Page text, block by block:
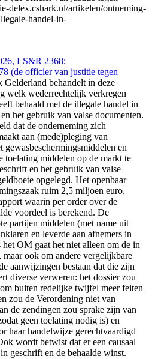
delex.cshark.nl/artikelen/ontneming-
handel-in-
LS&R 2368;
(de officier van justitie tegen
Gelderland behandelt in deze
welk wederrechtelijk verkregen
behaald met de illegale handel in
het gebruik van valse documenten.
dat de onderneming zich
aan (mede)pleging van
en
toelating middelen op de markt te
en het gebruik van valse
opgelegd. Het openbaar
ruim 2,5 miljoen euro,
waarin per order over de
voordeel is berekend. De
partijen middelen (met name uit
en leverde aan afnemers in
OM gaat het niet alleen om de in
ook om andere vergelijkbare
aanwijzingen bestaan dat die zijn
diverse verweren: het dossier zou
buiten redelijke twijfel meer feiten
zou de Verordening niet van
de zendingen zou sprake zijn van
geen toelating nodig is) en
haar handelwijze gerechtvaardigd
wordt betwist dat er een causaal
geschrift en de behaalde winst.